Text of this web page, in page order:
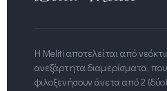
Η Meliti αποτελείται από
ανεξάρτητα διαμερίσματα,
φιλοξενήσουν άνετα από 2